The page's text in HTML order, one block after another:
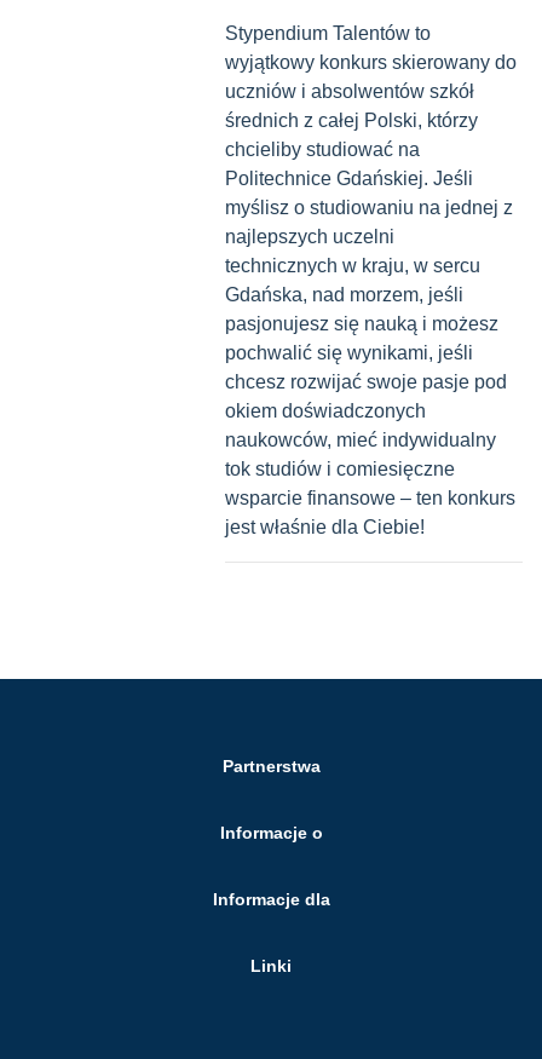
Stypendium Talentów to
wyjątkowy konkurs skierowany do
uczniów i absolwentów szkół
średnich z całej Polski, którzy
chcieliby studiować na
Politechnice Gdańskiej. Jeśli
myślisz o studiowaniu na jednej z
najlepszych uczelni
technicznych w kraju, w sercu
Gdańska, nad morzem, jeśli
pasjonujesz się nauką i możesz
pochwalić się wynikami, jeśli
chcesz rozwijać swoje pasje pod
okiem doświadczonych
naukowców, mieć indywidualny
tok studiów i comiesięczne
wsparcie finansowe – ten konkurs
jest właśnie dla Ciebie!
Partnerstwa
Informacje o
Informacje dla
Linki